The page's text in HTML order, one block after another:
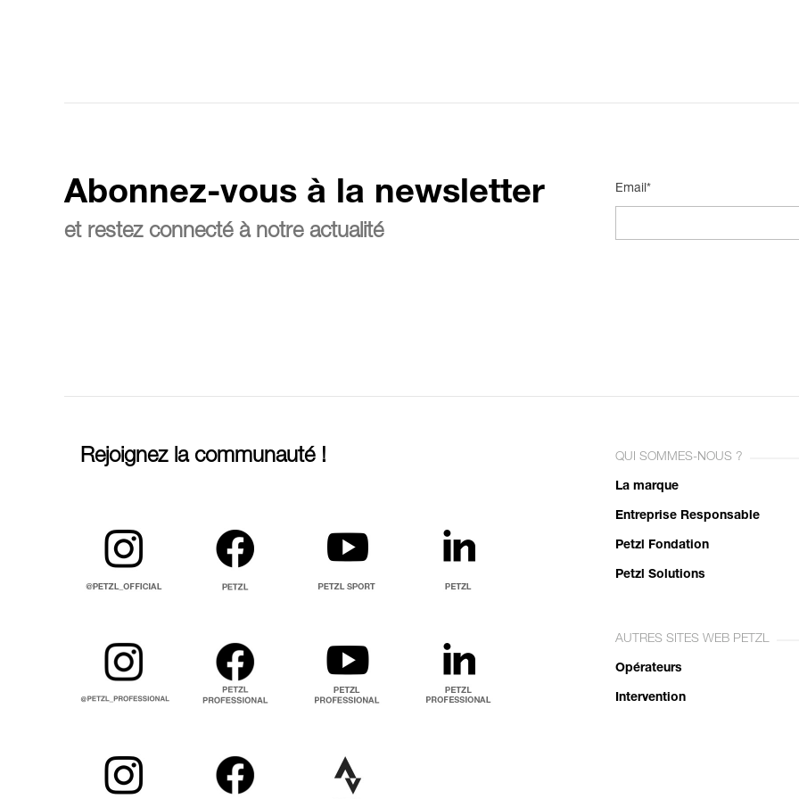
Abonnez-vous à la newsletter
et restez connecté à notre actualité
Email*
Rejoignez la communauté ! QUI SOMMES-NOUS ?
La marque
Entreprise Responsable
Petzl Fondation
Petzl Solutions
AUTRES SITES WEB PETZL
Opérateurs
Intervention